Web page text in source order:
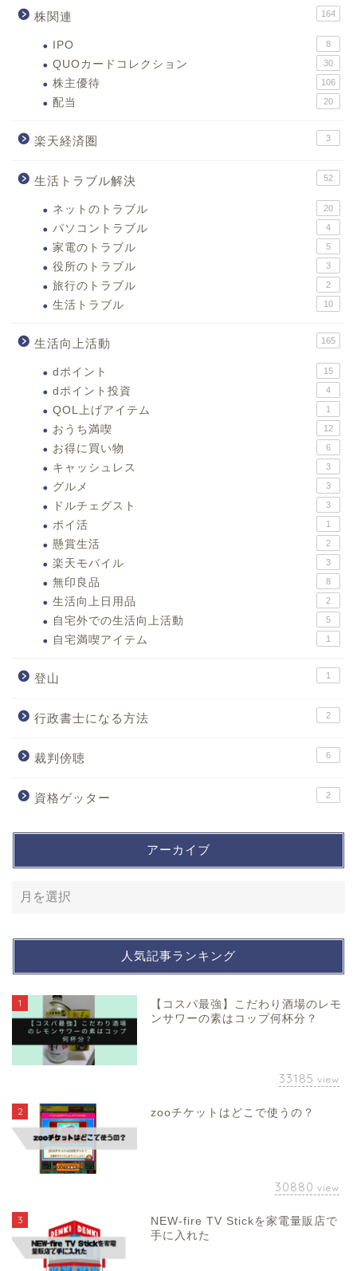
株関連 164
IPO 8
QUOカードコレクション 30
株主優待 106
配当 20
楽天経済圏 3
生活トラブル解決 52
ネットのトラブル 20
パソコントラブル 4
家電のトラブル 5
役所のトラブル 3
旅行のトラブル 2
生活トラブル 10
生活向上活動 165
dポイント 15
dポイント投資 4
QOL上げアイテム 1
おうち満喫 12
お得に買い物 6
キャッシュレス 3
グルメ 3
ドルチェグスト 3
ポイ活 1
懸賞生活 2
楽天モバイル 3
無印良品 8
生活向上日用品 2
自宅外での生活向上活動 5
自宅満喫アイテム 1
登山 1
行政書士になる方法 2
裁判傍聴 6
資格ゲッター 2
アーカイブ
人気記事ランキング
1
【コスパ最強】こだわり酒場のレモ
ンサワーの素はコップ何杯分？
33185 view
2 zooチケットはどこで使うの？
30880 view
3
NEW-fire TV Stickを家電量販店で
手に入れた